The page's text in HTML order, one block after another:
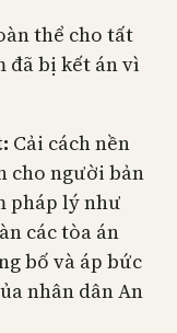
thể cho tất
đã bị kết án vì
Cải cách nền
cho người bản
pháp lý như
các tòa án
bố và áp bức
nhân dân An